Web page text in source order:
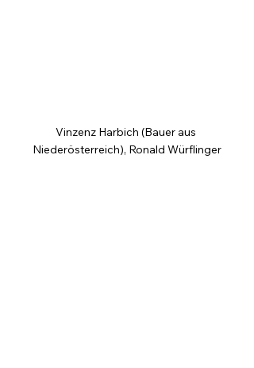
Vinzenz Harbich (Bauer aus
Niederösterreich), Ronald Würflinger